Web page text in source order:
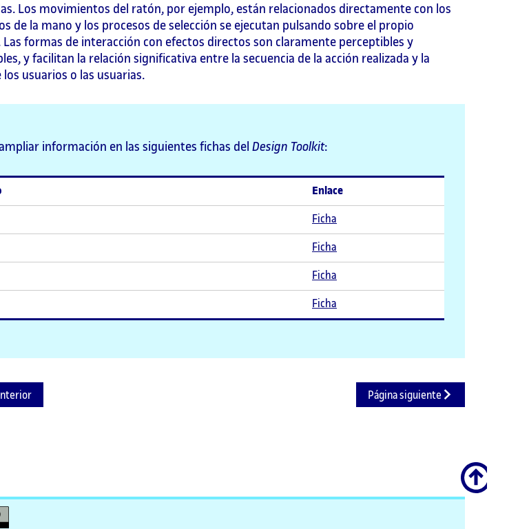
Los movimientos del ratón, por ejemplo, están relacionados directamente con los
de la mano y los procesos de selección se ejecutan pulsando sobre el propio
formas de interacción con efectos directos son claramente perceptibles y
y facilitan la relación significativa entre la secuencia de la acción realizada y la
usuarios o las usuarias.
información en las siguientes fichas del Design Toolkit:
Enlace
Ficha
Ficha
Ficha
Ficha
Página siguiente
Scroll